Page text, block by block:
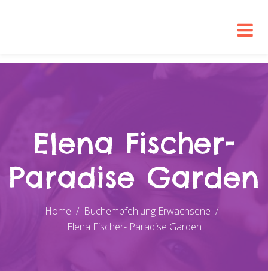
Elena Fischer-
Paradise Garden
Home
Buchempfehlung Erwachsene
Elena Fischer- Paradise Garden